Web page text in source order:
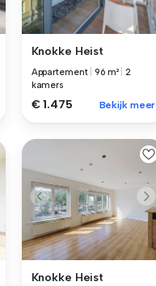
Knokke Heist
Appartement |96 m² |2
kamers
€ 1.475 Bekijk meer
Knokke Heist